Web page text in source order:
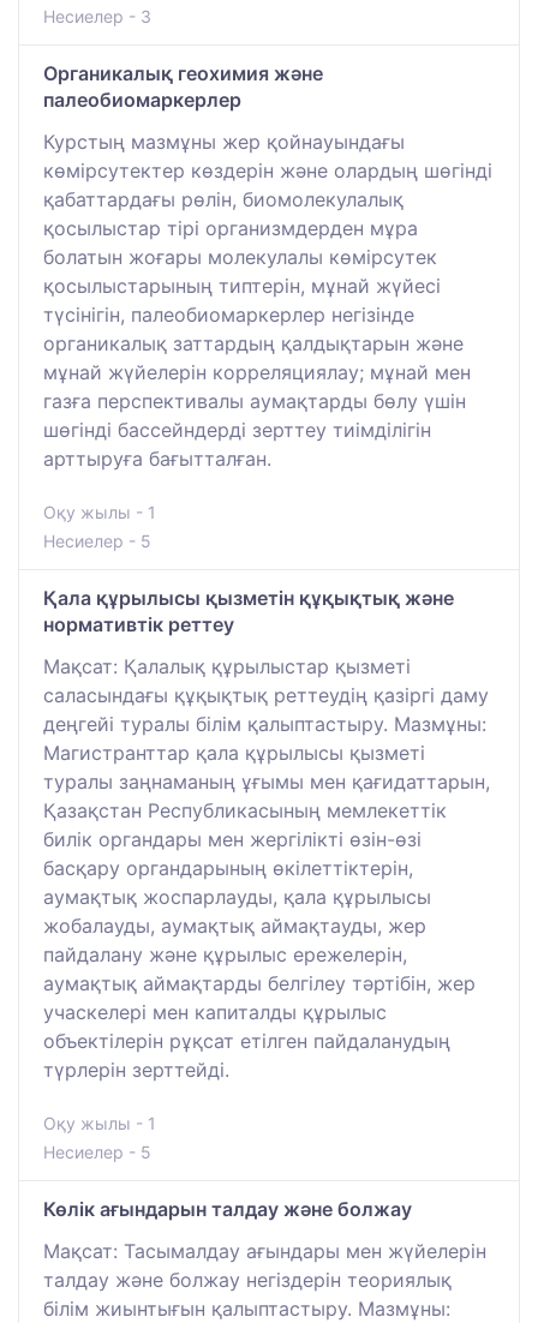
Несиелер - 3
Органикалық геохимия және
палеобиомаркерлер
Курстың мазмұны жер қойнауындағы
көмірсутектер көздерін және олардың шөгінді
қабаттардағы рөлін, биомолекулалық
қосылыстар тірі организмдерден мұра
болатын жоғары молекулалы көмірсутек
қосылыстарының типтерін, мұнай жүйесі
түсінігін, палеобиомаркерлер негізінде
органикалық заттардың қалдықтарын және
мұнай жүйелерін корреляциялау; мұнай мен
газға перспективалы аумақтарды бөлу үшін
шөгінді бассейндерді зерттеу тиімділігін
арттыруға бағытталған.
Оқу жылы - 1
Несиелер - 5
Қала құрылысы қызметін құқықтық және
нормативтік реттеу
Мақсат: Қалалық құрылыстар қызметі
саласындағы құқықтық реттеудің қазіргі даму
деңгейі туралы білім қалыптастыру. Мазмұны:
Магистранттар қала құрылысы қызметі
туралы заңнаманың ұғымы мен қағидаттарын,
Қазақстан Республикасының мемлекеттік
билік органдары мен жергілікті өзін-өзі
басқару органдарының өкілеттіктерін,
аумақтық жоспарлауды, қала құрылысы
жобалауды, аумақтық аймақтауды, жер
пайдалану және құрылыс ережелерін,
аумақтық аймақтарды белгілеу тәртібін, жер
учаскелері мен капиталды құрылыс
объектілерін рұқсат етілген пайдаланудың
түрлерін зерттейді.
Оқу жылы - 1
Несиелер - 5
Көлік ағындарын талдау және болжау
Мақсат: Тасымалдау ағындары мен жүйелерін
талдау және болжау негіздерін теориялық
білім жиынтығын қалыптастыру. Мазмұны: